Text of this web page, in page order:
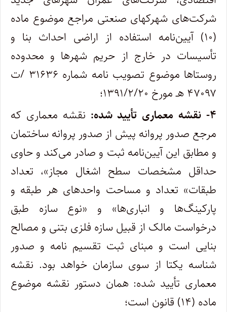
شرکت‌های شهرکهای صنعتی مراجع موضوع ماده
(۱۰) آیین‌نامه استفاده از اراضی احداث بنا و
تأسیسات در خارج از حریم شهرها و محدوده
روستاها موضوع تصویب نامه شماره ۳۱۶۳۶ /ت
۴۷۰۹۷ هـ مورخ ۱۳۹۱/۲/۲۰؛
۴- نقشه معماری تأیید شده:
نقشه معماری که
مرجع صدور پروانه پیش از صدور پروانه ساختمان
و مطابق این آیین‌نامه ثبت و صادر می‌کند و حاوی
حداقل مشخصات سطح اشغال مجاز»، تعداد
طبقات» تعداد و مساحت واحدهای هر طبقه و
پارکینگ‌ها و انباری‌ها» و «نوع سازه طبق
درخواست مالک از قبیل سازه فلزی بتنی و مصالح
بنایی است و مبنای ثبت تقسیم نامه و صدور
شناسه یکتا از سوی سازمان خواهد بود. نقشه
معماری تأیید شده: همان دستور نقشه موضوع
ماده (۱۴) قانون است؛